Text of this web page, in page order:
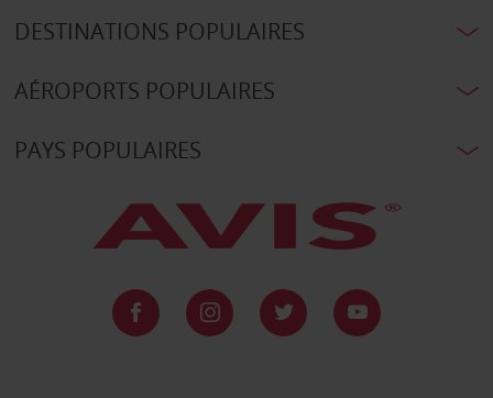
DESTINATIONS POPULAIRES
AÉROPORTS POPULAIRES
PAYS POPULAIRES